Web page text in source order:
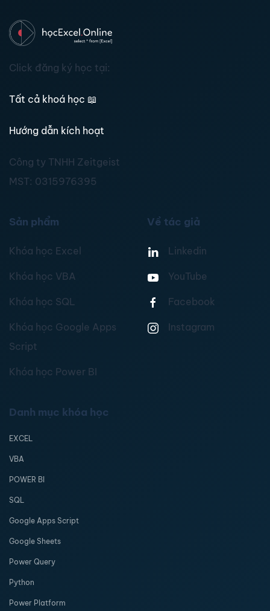
Click đăng ký học tại:
Tất cả khoá học 📖
Hướng dẫn kích hoạt
Công ty TNHH Zeitgeist
MST: 0315976395
Sản phẩm
Khóa học Excel
Khóa học VBA
Khóa học SQL
Khóa học Google Apps
Script
Khóa học Power BI
Về tác giả
Linkedin
YouTube
Facebook
Instagram
Danh mục khóa học
EXCEL
VBA
POWER BI
SQL
Google Apps Script
Google Sheets
Power Query
Python
Power Platform